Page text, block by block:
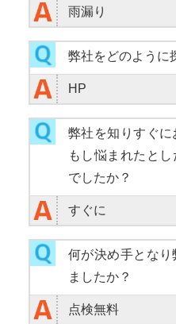
雨漏り
弊社をどのように
HP
弊社を知りすぐに
もし悩まれたと
でしたか？
すぐに
何が決め手となり
ましたか？
点検無料